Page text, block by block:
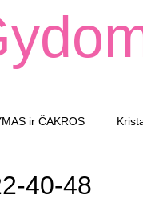
ir ČAKROS
40-48